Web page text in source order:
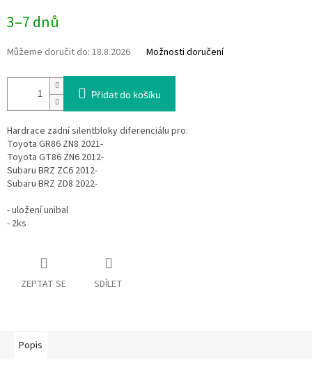
cena:
3–7 dnů
Můžeme doručit do: 18.8.2026 Možnosti doručení
Přidat do košíku
Hardrace zadní silentbloky diferenciálu pro:
Toyota GR86 ZN8 2021-
Toyota GT86 ZN6 2012-
Subaru BRZ ZC6 2012-
Subaru BRZ ZD8 2022-
- uložení unibal
- 2ks
ZEPTAT SE SDÍLET
Popis